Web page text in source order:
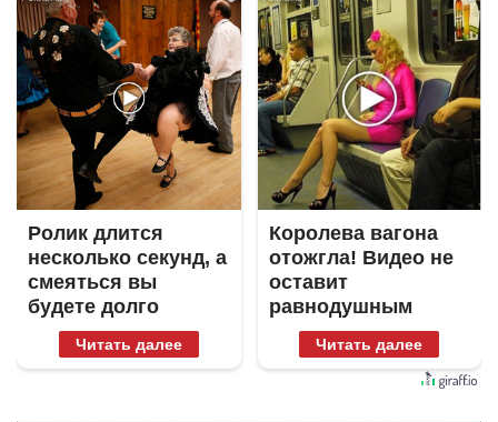
Ролик длится
несколько секунд, а
смеяться вы
будете долго
Читать далее
Королева вагона
отожгла! Видео не
оставит
равнодушным
Читать далее